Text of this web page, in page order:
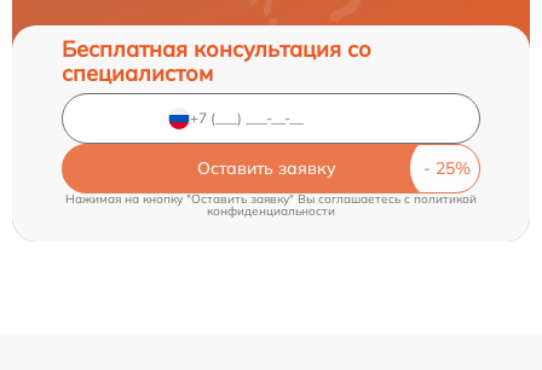
Бесплатная консультация со
специалистом
Оставить заявку
Нажимая на кнопку "Оставить заявку" Вы соглашаетесь cполитикой
конфиденциальности